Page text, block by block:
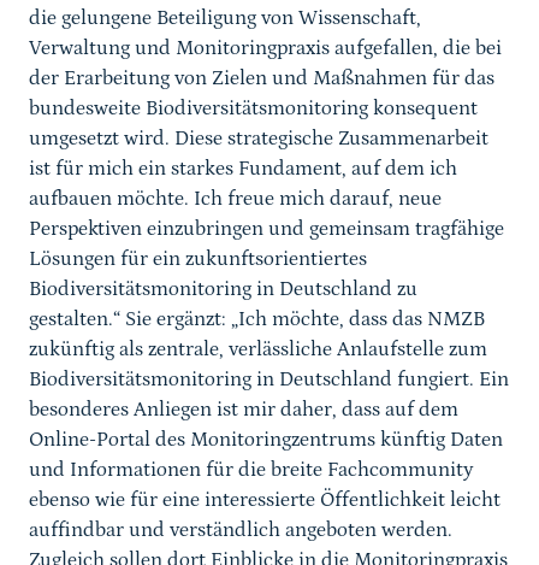
die gelungene Beteiligung von Wissenschaft,
Verwaltung und Monitoringpraxis aufgefallen, die bei
der Erarbeitung von Zielen und Maßnahmen für das
bundesweite Biodiversitätsmonitoring konsequent
umgesetzt wird. Diese strategische Zusammenarbeit
ist für mich ein starkes Fundament, auf dem ich
aufbauen möchte. Ich freue mich darauf, neue
Perspektiven einzubringen und gemeinsam tragfähige
Lösungen für ein zukunftsorientiertes
Biodiversitätsmonitoring in Deutschland zu
gestalten.“ Sie ergänzt: „Ich möchte, dass das NMZB
zukünftig als zentrale, verlässliche Anlaufstelle zum
Biodiversitätsmonitoring in Deutschland fungiert. Ein
besonderes Anliegen ist mir daher, dass auf dem
Online-Portal des Monitoringzentrums künftig Daten
und Informationen für die breite Fachcommunity
ebenso wie für eine interessierte Öffentlichkeit leicht
auffindbar und verständlich angeboten werden.